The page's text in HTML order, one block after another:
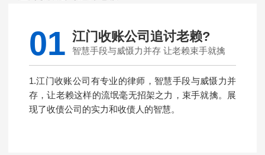
01 江门收账公司追讨老赖?
智慧手段与威慑力并存 让老赖束手就擒
1.江门收账公司有专业的律师，智慧手段与威慑力并
存，让老赖这样的流氓毫无招架之力，束手就擒。展
现了收债公司的实力和收债人的智慧。